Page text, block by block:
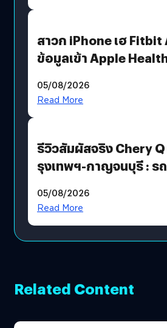
สาวก iPhone เฮ Fitbit
ข้อมูลเข้า Apple
05/08/2026
Read More
รีวิวสัมผัสจริง Chery
รุงเทพฯ-กาญจนบุรี : ร
ฟังก์ชันเกินตัว
05/08/2026
Read More
Related Content